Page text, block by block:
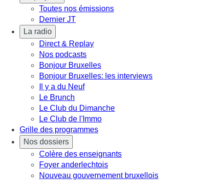
Toutes nos émissions
Dernier JT
La radio
Direct & Replay
Nos podcasts
Bonjour Bruxelles
Bonjour Bruxelles: les interviews
Il y a du Neuf
Le Brunch
Le Club du Dimanche
Le Club de l'Immo
Grille des programmes
Nos dossiers
Colère des enseignants
Foyer anderlechtois
Nouveau gouvernement bruxellois